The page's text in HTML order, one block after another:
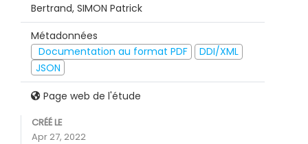
Bertrand, SIMON Patrick
Métadonnées
Documentation au format PDF
DDI/XML
JSON
Page web de l'étude
CRÉÉ LE
Apr 27, 2022